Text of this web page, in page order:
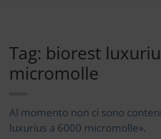
Tag: biorest
micromolle
Al momento non ci sono
luxurius a 6000 micromolle».